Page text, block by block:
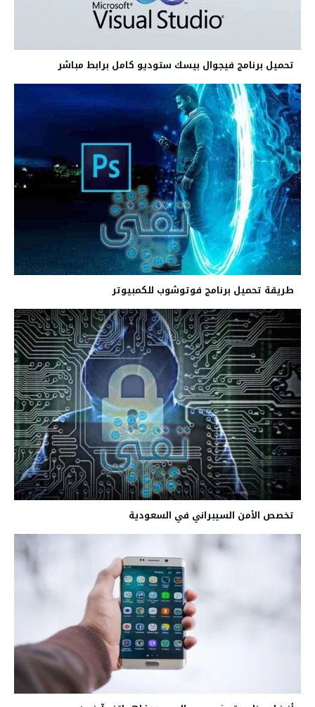
تحميل برنامج فيجوال بيسك ستوديو كامل برابط مباشر
طريقة تحميل برنامج فوتوشوب للكمبيوتر
تخصص الأمن السيبراني في السعودية